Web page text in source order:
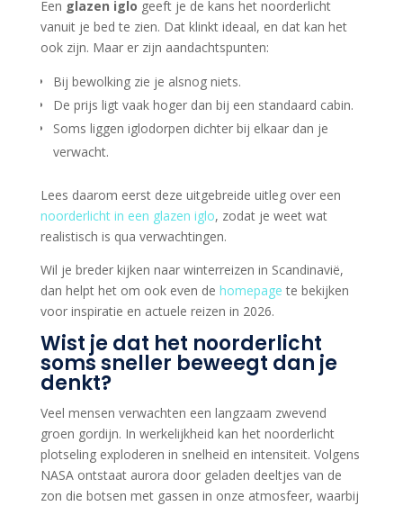
Een glazen iglo geeft je de kans het noorderlicht
vanuit je bed te zien. Dat klinkt ideaal, en dat kan het
ook zijn. Maar er zijn aandachtspunten:
Bij bewolking zie je alsnog niets.
De prijs ligt vaak hoger dan bij een standaard cabin.
Soms liggen iglodorpen dichter bij elkaar dan je
verwacht.
Lees daarom eerst deze uitgebreide uitleg over een
noorderlicht in een glazen iglo, zodat je weet wat
realistisch is qua verwachtingen.
Wil je breder kijken naar winterreizen in Scandinavië,
dan helpt het om ook even de homepage te bekijken
voor inspiratie en actuele reizen in 2026.
Wist je dat het noorderlicht
soms sneller beweegt dan je
denkt?
Veel mensen verwachten een langzaam zwevend
groen gordijn. In werkelijkheid kan het noorderlicht
plotseling exploderen in snelheid en intensiteit. Volgens
NASA ontstaat aurora door geladen deeltjes van de
zon die botsen met gassen in onze atmosfeer, waarbij